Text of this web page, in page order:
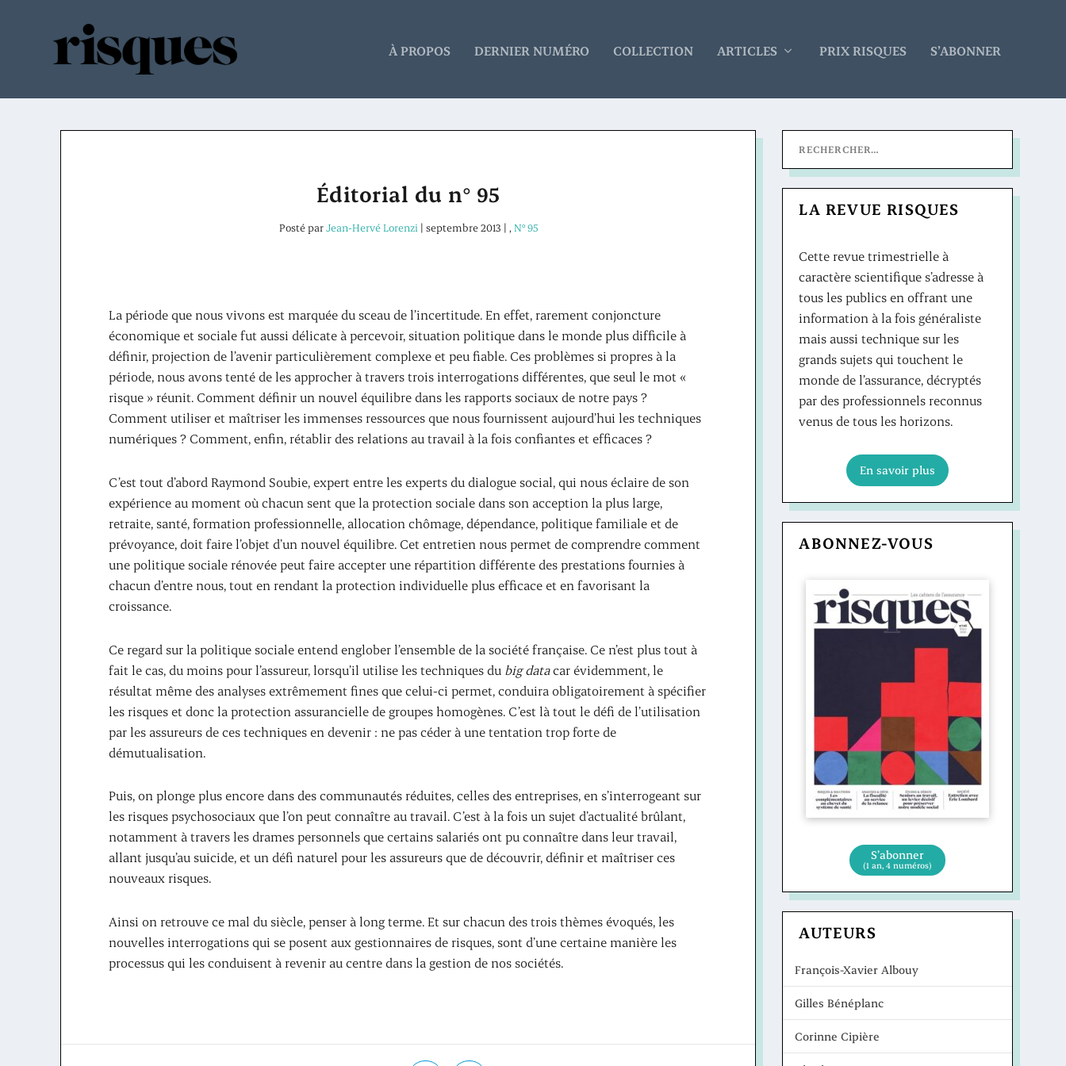
À PROPOS DERNIER NUMÉRO COLLECTION ARTICLES PRIX RISQUES S’ABONNER
Éditorial du n° 95
Posté parJean-Hervé Lorenzi | septembre 2013 | , N° 95
La période que nous vivons est marquée du sceau de l’incertitude. En effet, rarement conjoncture
économique et sociale fut aussi délicate à percevoir, situation politique dans le monde plus difficile à
définir, projection de l’avenir particulièrement complexe et peu fiable. Ces problèmes si propres à la
période, nous avons tenté de les approcher à travers trois interrogations différentes, que seul le mot «
risque » réunit. Comment définir un nouvel équilibre dans les rapports sociaux de notre pays ?
Comment utiliser et maîtriser les immenses ressources que nous fournissent aujourd’hui les techniques
numériques ? Comment, enfin, rétablir des relations au travail à la fois confiantes et efficaces ?
C’est tout d’abord Raymond Soubie, expert entre les experts du dialogue social, qui nous éclaire de son
expérience au moment où chacun sent que la protection sociale dans son acception la plus large,
retraite, santé, formation professionnelle, allocation chômage, dépendance, politique familiale et de
prévoyance, doit faire l’objet d’un nouvel équilibre. Cet entretien nous permet de comprendre comment
une politique sociale rénovée peut faire accepter une répartition différente des prestations fournies à
chacun d’entre nous, tout en rendant la protection individuelle plus efficace et en favorisant la
croissance.
Ce regard sur la politique sociale entend englober l’ensemble de la société française. Ce n’est plus tout à
fait le cas, du moins pour l’assureur, lorsqu’il utilise les techniques du big datacar évidemment, le
résultat même des analyses extrêmement fines que celui-ci permet, conduira obligatoirement à spécifier
les risques et donc la protection assurancielle de groupes homogènes. C’est là tout le défi de l’utilisation
par les assureurs de ces techniques en devenir : ne pas céder à une tentation trop forte de
démutualisation.
Puis, on plonge plus encore dans des communautés réduites, celles des entreprises, en s’interrogeant sur
les risques psychosociaux que l’on peut connaître au travail. C’est à la fois un sujet d’actualité brûlant,
notamment à travers les drames personnels que certains salariés ont pu connaître dans leur travail,
allant jusqu’au suicide, et un défi naturel pour les assureurs que de découvrir, définir et maîtriser ces
nouveaux risques.
Ainsi on retrouve ce mal du siècle, penser à long terme. Et sur chacun des trois thèmes évoqués, les
nouvelles interrogations qui se posent aux gestionnaires de risques, sont d’une certaine manière les
processus qui les conduisent à revenir au centre dans la gestion de nos sociétés.
LA REVUE RISQUES
Cette revue trimestrielle à
caractère scientifique s’adresse à
tous les publics en offrant une
information à la fois généraliste
mais aussi technique sur les
grands sujets qui touchent le
monde de l’assurance, décryptés
par des professionnels reconnus
venus de tous les horizons.
En savoir plus
ABONNEZ-VOUS
S’abonner
(1 an, 4 numéros)
AUTEURS
François-Xavier Albouy
Gilles Bénéplanc
Corinne Cipière